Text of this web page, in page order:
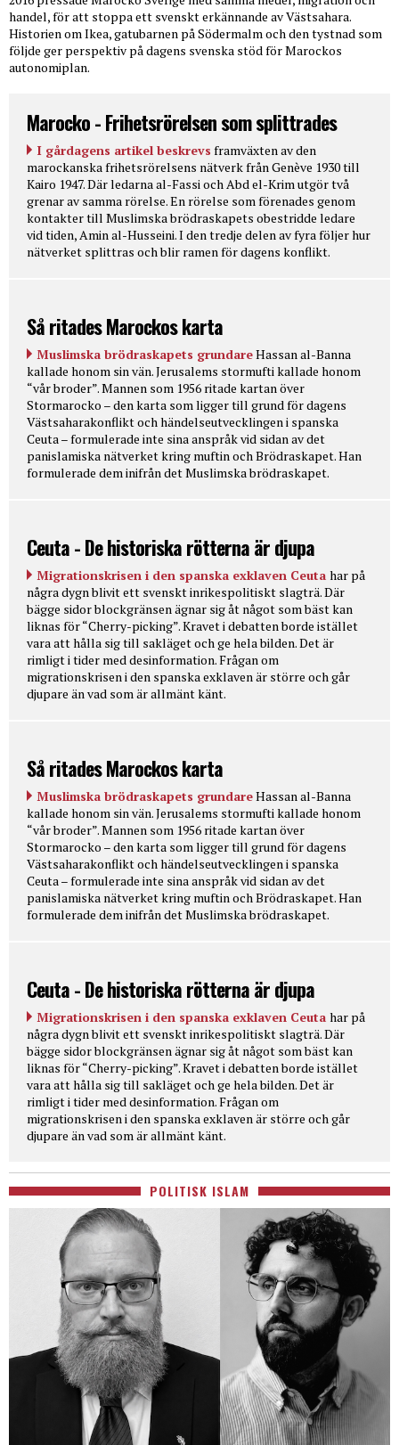
handel, för att stoppa ett svenskt erkännande av Västsahara.
Historien om Ikea, gatubarnen på Södermalm och den tystnad som
följde ger perspektiv på dagens svenska stöd för Marockos
autonomiplan.
Marocko - Frihetsrörelsen som splittrades
I gårdagens artikel beskrevs framväxten av den
marockanska frihetsrörelsens nätverk från Genève 1930 till
Kairo 1947. Där ledarna al-Fassi och Abd el-Krim utgör två
grenar av samma rörelse. En rörelse som förenades genom
kontakter till Muslimska brödraskapets obestridde ledare
vid tiden, Amin al-Husseini. I den tredje delen av fyra följer hur
nätverket splittras och blir ramen för dagens konflikt.
Så ritades Marockos karta
Muslimska brödraskapets grundareHassan al-Banna
kallade honom sin vän. Jerusalems stormufti kallade honom
“vår broder”. Mannen som 1956 ritade kartan över
Stormarocko – den karta som ligger till grund för dagens
Västsaharakonflikt och händelseutvecklingen i spanska
Ceuta – formulerade inte sina anspråk vid sidan av det
panislamiska nätverket kring muftin och Brödraskapet. Han
formulerade dem inifrån det Muslimska brödraskapet.
Ceuta - De historiska rötterna är djupa
Migrationskrisen i den spanska exklaven Ceuta har på
några dygn blivit ett svenskt inrikespolitiskt slagträ. Där
bägge sidor blockgränsen ägnar sig åt något som bäst kan
liknas för “Cherry-picking”. Kravet i debatten borde istället
vara att hålla sig till sakläget och ge hela bilden. Det är
rimligt i tider med desinformation. Frågan om
migrationskrisen i den spanska exklaven är större och går
djupare än vad som är allmänt känt.
Så ritades Marockos karta
Muslimska brödraskapets grundareHassan al-Banna
kallade honom sin vän. Jerusalems stormufti kallade honom
“vår broder”. Mannen som 1956 ritade kartan över
Stormarocko – den karta som ligger till grund för dagens
Västsaharakonflikt och händelseutvecklingen i spanska
Ceuta – formulerade inte sina anspråk vid sidan av det
panislamiska nätverket kring muftin och Brödraskapet. Han
formulerade dem inifrån det Muslimska brödraskapet.
Ceuta - De historiska rötterna är djupa
Migrationskrisen i den spanska exklaven Ceuta har på
några dygn blivit ett svenskt inrikespolitiskt slagträ. Där
bägge sidor blockgränsen ägnar sig åt något som bäst kan
liknas för “Cherry-picking”. Kravet i debatten borde istället
vara att hålla sig till sakläget och ge hela bilden. Det är
rimligt i tider med desinformation. Frågan om
migrationskrisen i den spanska exklaven är större och går
djupare än vad som är allmänt känt.
POLITISK ISLAM